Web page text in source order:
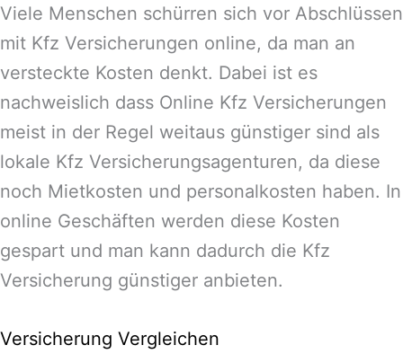
Viele Menschen schürren sich vor Abschlüssen
mit Kfz Versicherungen online, da man an
versteckte Kosten denkt. Dabei ist es
nachweislich dass Online Kfz Versicherungen
meist in der Regel weitaus günstiger sind als
lokale Kfz Versicherungsagenturen, da diese
noch Mietkosten und personalkosten haben. In
online Geschäften werden diese Kosten
gespart und man kann dadurch die Kfz
Versicherung günstiger anbieten.
Versicherung Vergleichen